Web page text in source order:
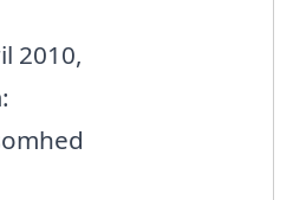
2010,